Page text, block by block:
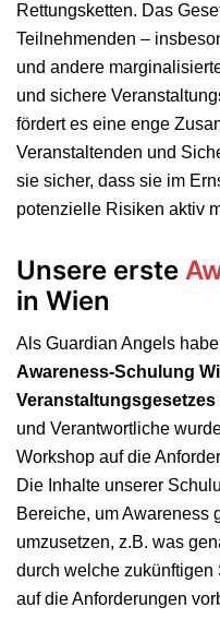
Rettungsketten. Das
Teilnehmenden –
und andere
und sichere
fördert es eine enge
Veranstaltenden und
sie sicher, dass sie im
potenzielle Risiken aktiv
Unsere erste
in Wien
Als Guardian Angels
Awareness-Schulung
Veranstaltungsgesetzes
und Verantwortliche
Workshop auf die
Die Inhalte unserer
Bereiche, um Awareness
umzusetzen, z.B. was
durch welche
auf die Anforderungen